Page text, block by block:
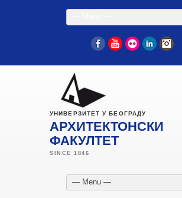
FacebookYouTube
Flickr LinkedIn
УНИВЕРЗИТЕТ У БЕОГРАДУ
АРХИТЕКТОНСКИ
ФАКУЛТЕТ
— Menu —